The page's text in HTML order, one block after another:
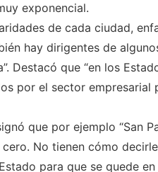
exponencial.
de cada ciudad,
hay dirigentes de
Destacó que “en los
por el sector empresarial
que por ejemplo “San
No tienen cómo
para que se quede